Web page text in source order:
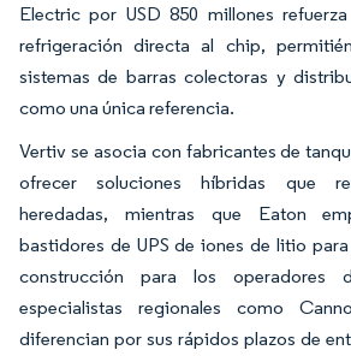
Electric por USD 850 millones
refrigeración directa al chip,
sistemas de barras colectoras y
como una única referencia.
Vertiv se asocia con fabricantes de
ofrecer soluciones híbridas que
heredadas, mientras que Eaton
bastidores de UPS de iones de litio
construcción para los operadores
especialistas regionales como
diferencian por sus rápidos plazos de